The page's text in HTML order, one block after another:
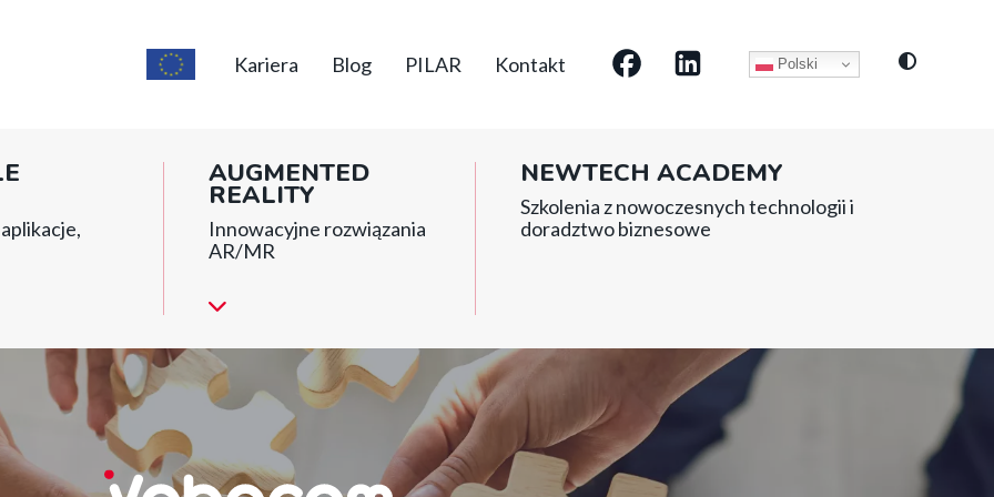
short
Kariera Blog PILAR Kontakt
Social
Polski
AUGMENTED
REALITY
Innowacyjne rozwiązania
AR/MR
NEWTECH ACADEMY
Szkolenia z nowoczesnych technologii i
doradztwo biznesowe